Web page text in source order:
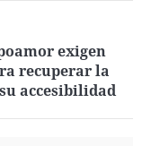
exigen
recuperar la
accesibilidad